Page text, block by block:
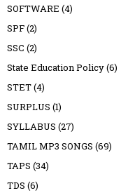
SOFTWARE (4)
SPF(2)
SSC (2)
State Education Policy(6)
STET(4)
SURPLUS (1)
SYLLABUS (27)
TAMIL MP3 SONGS (69)
TAPS (34)
TDS (6)